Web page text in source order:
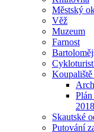
Městský
Věž
Muzeum
Farnost
Skautské
Putování